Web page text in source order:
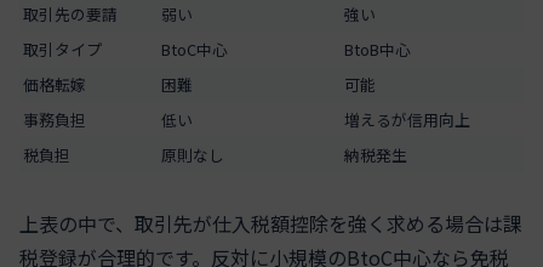
取引先の要請
弱い
強い
取引タイプ
BtoC中心
BtoB中心
価格転嫁
困難
可能
事務負担
低い
増えるが信用向上
税負担
原則なし 納税発生
上表の中で、取引先が仕入税額控除を強く求める場合は課
税登録が合理的です。反対に小規模のBtoC中心なら免税